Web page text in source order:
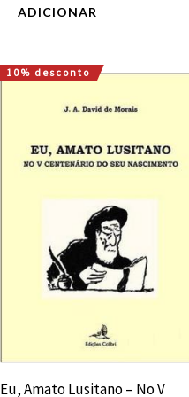
ADICIONAR
10% desconto
Eu, Amato Lusitano – No V
O
original
15,00 €.
O
atual
13,50 €.